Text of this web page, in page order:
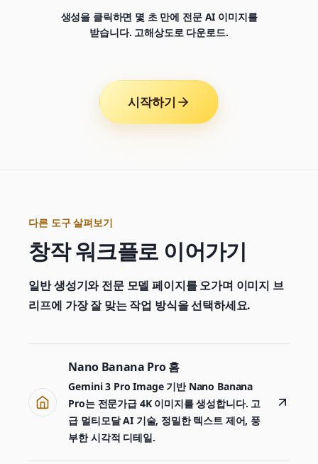
생성을 클릭하면 몇 초 만에 전문 AI 이미지를
받습니다. 고해상도로 다운로드.
시작하기
다른 도구 살펴보기
창작 워크플로 이어가기
일반 생성기와 전문 모델 페이지를 오가며 이미지 브
리프에 가장 잘 맞는 작업 방식을 선택하세요.
Nano Banana Pro 홈
Gemini 3 Pro Image 기반 Nano Banana
Pro는 전문가급 4K 이미지를 생성합니다. 고
급 멀티모달 AI 기술, 정밀한 텍스트 제어, 풍
부한 시각적 디테일.